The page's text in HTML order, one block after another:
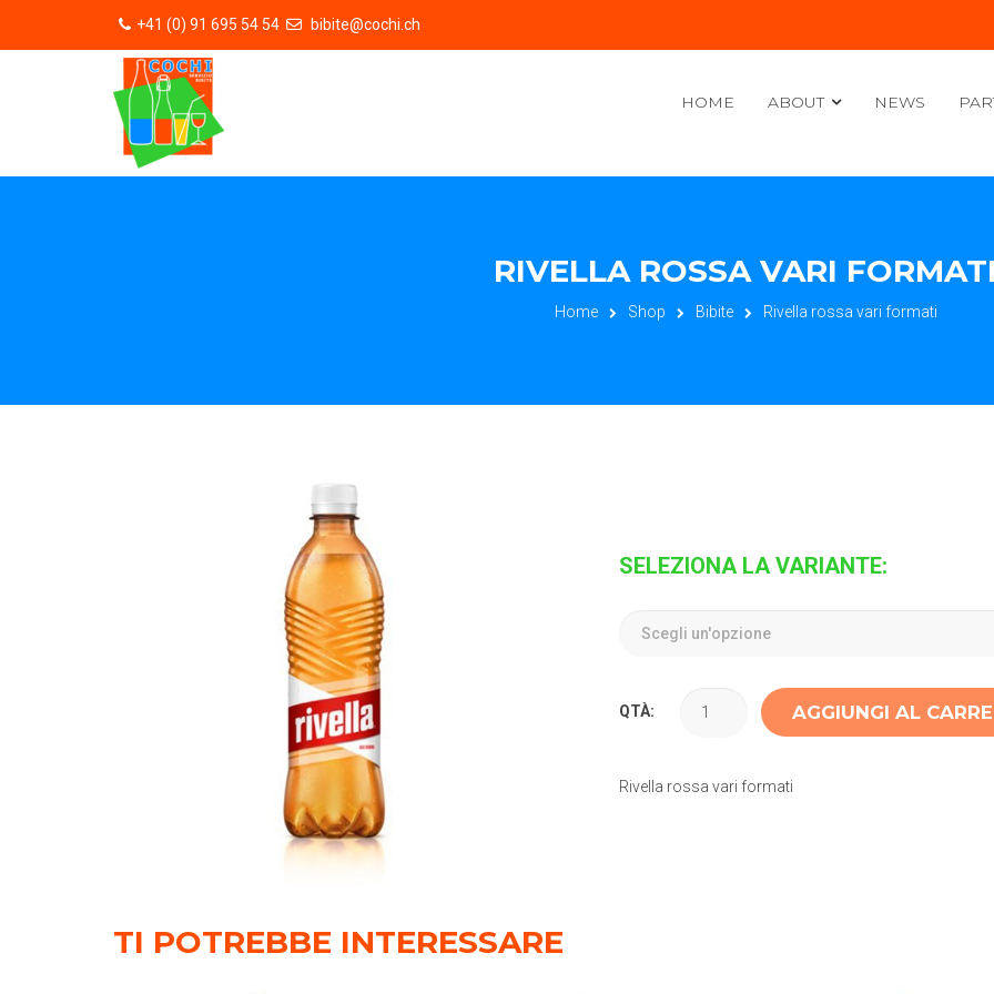
+41 (0) 91 695 54 54 bibite@cochi.ch
HOME ABOUT NEWS
RIVELLA ROSSA VARI
Home Shop Bibite Rivella rossa vari formati
SELEZIONA LA VARIANTE:
QTÀ: AGGIUNGI AL
Rivella rossa vari formati
TI POTREBBE INTERESSARE